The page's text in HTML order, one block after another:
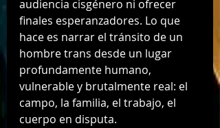
audiencia cisgénero ni ofrecer
finales esperanzadores. Lo que
hace es narrar el tránsito de un
hombre trans desde un lugar
profundamente humano,
vulnerable y brutalmente real: el
campo, la familia, el trabajo, el
cuerpo en disputa.